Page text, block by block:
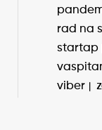
rad na
startap
viber